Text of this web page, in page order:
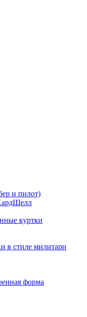
и пилот)
куртки
в стиле милитари
форма